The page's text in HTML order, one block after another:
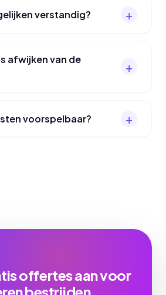
verstandig?
afwijken van de
voorspelbaar?
offertes aan voor